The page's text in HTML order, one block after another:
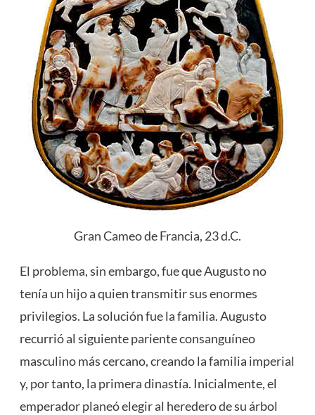
Gran Cameo de Francia, 23 d.C.
El problema, sin embargo, fue que Augusto no
tenía un hijo a quien transmitir sus enormes
privilegios. La solución fue la familia. Augusto
recurrió al siguiente pariente consanguíneo
masculino más cercano, creando la familia imperial
y, por tanto, la primera dinastía. Inicialmente, el
emperador planeó elegir al heredero de su árbol